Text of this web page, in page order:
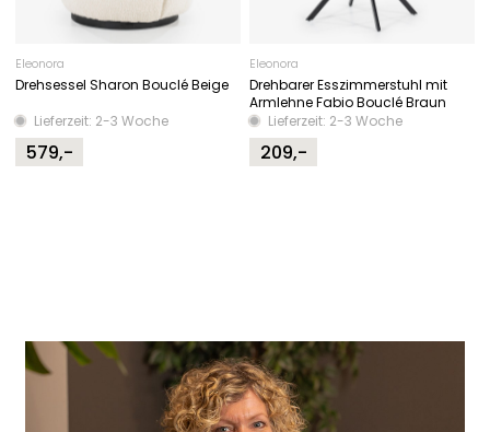
Eleonora
Drehsessel Sharon Bouclé Beige
Lieferzeit: 2-3 Woche
579,-
Eleonora
Drehbarer Esszimmerstuhl mit
Armlehne Fabio Bouclé Braun
Lieferzeit: 2-3 Woche
209,-